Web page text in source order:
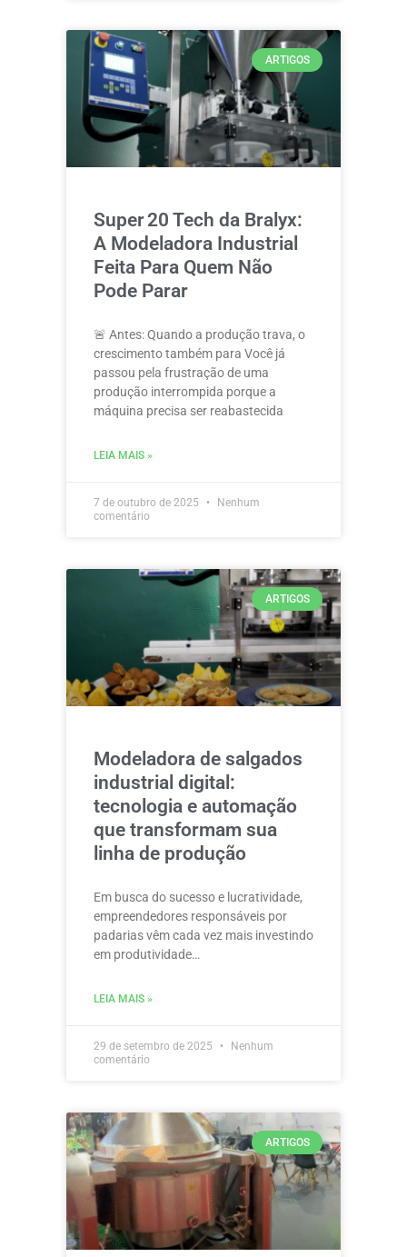
ARTIGOS
Super 20 Tech da Bralyx:
A Modeladora Industrial
Feita Para Quem Não
Pode Parar
🚨 Antes: Quando a produção trava, o
crescimento também para Você já
passou pela frustração de uma
produção interrompida porque a
máquina precisa ser reabastecida
LEIA MAIS »
7 de outubro de 2025
Nenhum
comentário
ARTIGOS
Modeladora de salgados
industrial digital:
tecnologia e automação
que transformam sua
linha de produção
Em busca do sucesso e lucratividade,
empreendedores responsáveis por
padarias vêm cada vez mais investindo
em produtividade…
LEIA MAIS »
29 de setembro de 2025
Nenhum
comentário
ARTIGOS